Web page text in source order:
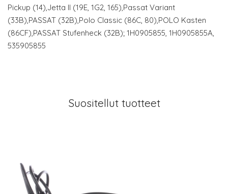
Pickup (14),Jetta II (19E, 1G2, 165),Passat Variant
(33B),PASSAT (32B),Polo Classic (86C, 80),POLO Kasten
(86CF),PASSAT Stufenheck (32B); 1H0905855, 1H0905855A,
535905855
Suositellut tuotteet